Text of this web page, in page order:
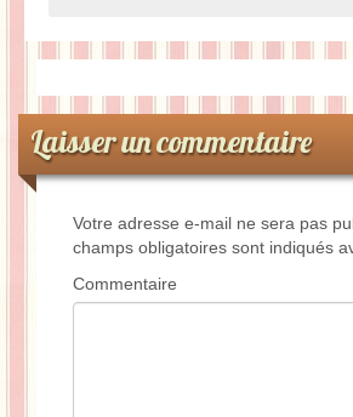
Laisser un commentaire
Votre adresse e-mail ne sera pas
champs obligatoires sont indiqués
Commentaire